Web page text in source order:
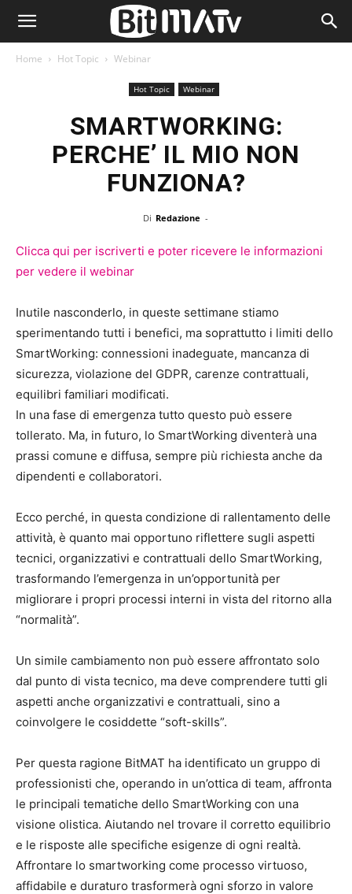
Home Hot Topic Webinar
Hot Topic Webinar
SMARTWORKING:
PERCHE’ IL MIO NON
FUNZIONA?
Di Redazione -
Clicca qui per iscriverti e poter ricevere le informazioni
per vedere il webinar
Inutile nasconderlo, in queste settimane stiamo
sperimentando tutti i benefici, ma soprattutto i limiti dello
SmartWorking: connessioni inadeguate, mancanza di
sicurezza, violazione del GDPR, carenze contrattuali,
equilibri familiari modificati.
In una fase di emergenza tutto questo può essere
tollerato. Ma, in futuro, lo SmartWorking diventerà una
prassi comune e diffusa, sempre più richiesta anche da
dipendenti e collaboratori.
Ecco perché, in questa condizione di rallentamento delle
attività, è quanto mai opportuno riflettere sugli aspetti
tecnici, organizzativi e contrattuali dello SmartWorking,
trasformando l’emergenza in un’opportunità per
migliorare i propri processi interni in vista del ritorno alla
“normalità”.
Un simile cambiamento non può essere affrontato solo
dal punto di vista tecnico, ma deve comprendere tutti gli
aspetti anche organizzativi e contrattuali, sino a
coinvolgere le cosiddette “soft-skills”.
Per questa ragione BitMAT ha identificato un gruppo di
professionisti che, operando in un’ottica di team, affronta
le principali tematiche dello SmartWorking con una
visione olistica. Aiutando nel trovare il corretto equilibrio
e le risposte alle specifiche esigenze di ogni realtà.
Affrontare lo smartworking come processo virtuoso,
affidabile e duraturo trasformerà ogni sforzo in valore